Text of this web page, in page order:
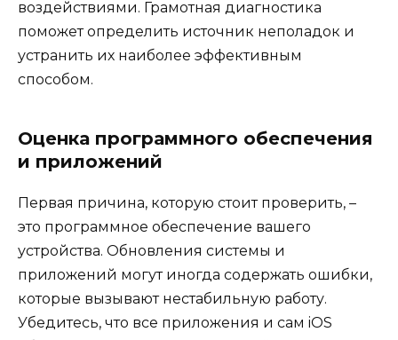
воздействиями. Грамотная диагностика
поможет определить источник неполадок и
устранить их наиболее эффективным
способом.
Оценка программного обеспечения
и приложений
Первая причина, которую стоит проверить, –
это программное обеспечение вашего
устройства. Обновления системы и
приложений могут иногда содержать ошибки,
которые вызывают нестабильную работу.
Убедитесь, что все приложения и сам iOS